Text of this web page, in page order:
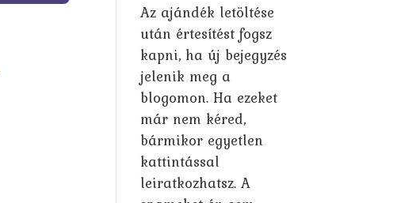
Az ajándék letöltése
után értesítést fogsz
kapni, ha új bejegyzés
jelenik meg a
blogomon. Ha ezeket
már nem kéred,
bármikor egyetlen
kattintással
leiratkozhatsz. A